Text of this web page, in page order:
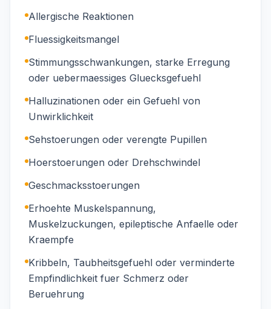
Allergische Reaktionen
Fluessigkeitsmangel
Stimmungsschwankungen, starke Erregung
oder uebermaessiges Gluecksgefuehl
Halluzinationen oder ein Gefuehl von
Unwirklichkeit
Sehstoerungen oder verengte Pupillen
Hoerstoerungen oder Drehschwindel
Geschmacksstoerungen
Erhoehte Muskelspannung,
Muskelzuckungen, epileptische Anfaelle oder
Kraempfe
Kribbeln, Taubheitsgefuehl oder verminderte
Empfindlichkeit fuer Schmerz oder
Beruehrung